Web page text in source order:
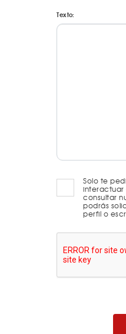
Texto:
Solo te
interactuar
consultar
podrás
perfil o